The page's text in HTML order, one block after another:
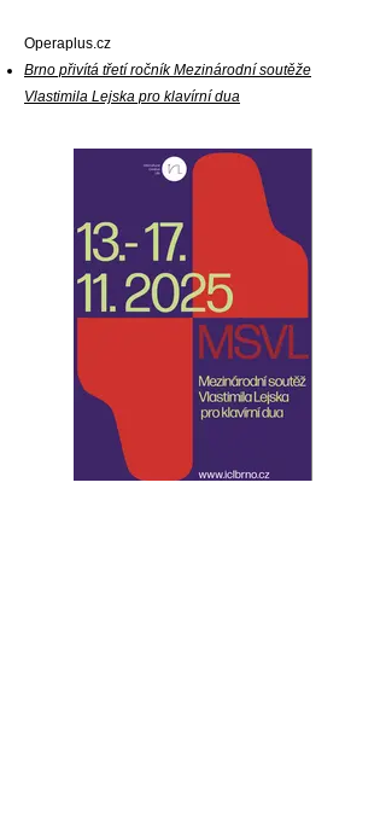
Operaplus.cz
Brno přivítá třetí ročník Mezinárodní soutěže
Vlastimila Lejska pro klavírní dua